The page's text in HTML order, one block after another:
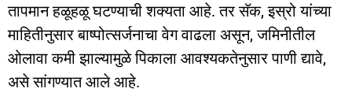
तापमान हळूहळू घटण्याची शक्यता आहे. तर सॅक, इस्रो यांच्या
माहितीनुसार बाष्पोत्सर्जनाचा वेग वाढला असून, जमिनीतील
ओलावा कमी झाल्यामुळे पिकाला आवश्यकतेनुसार पाणी द्यावे,
असे सांगण्यात आले आहे.